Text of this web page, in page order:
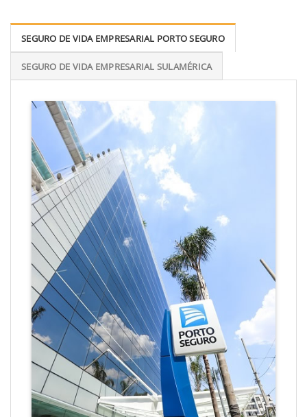
SEGURO DE VIDA EMPRESARIAL PORTO SEGURO
SEGURO DE VIDA EMPRESARIAL SULAMÉRICA